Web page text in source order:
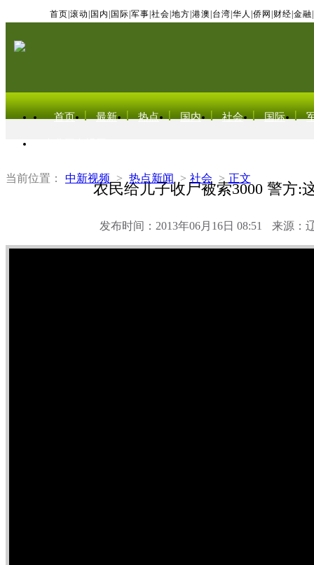
首页 滚动 国内 国际 军事 社会 地方 港澳 台湾 华人 侨网 财经 金融
首页 最新 热点 国内 社会 国际
当前位置： 中新视频 > 热点新闻 > 社会 > 正文
农民给儿子收尸被索3000 警方:
发布时间：2013年06月16日 08:51 来源：